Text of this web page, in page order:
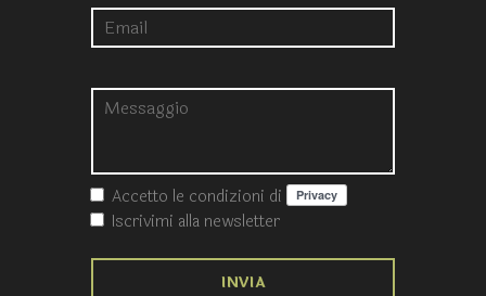
Accetto le condizioni di
Iscrivimi alla newsletter